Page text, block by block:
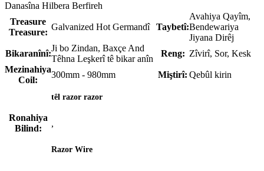
Danasîna Hilbera Berfireh
Treasure
Treasure:
Galvanized Hot Germandî Taybetî:
Avahiya Qayîm, ​​
Bendewariya
Jiyana Dirêj
Bikaranînî:
Ji bo Zindan, Baxçe And
Têhna Leşkerî tê bikar anîn
Reng: Zîvirî, Sor, Kesk
Mezinahiya
Coil:
300mm - 980mm Miştirî: Qebûl kirin
Ronahiya
Bilind:
têl razor razor
,
Razor Wire